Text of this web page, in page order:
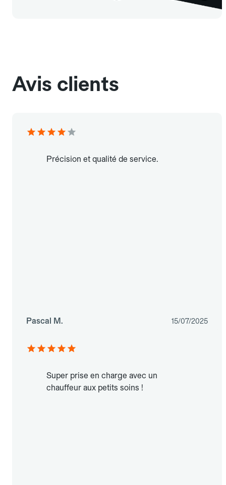
Avis clients
Précision et qualité de service.
Pascal M. 15/07/2025
Super prise en charge avec un
chauffeur aux petits soins !